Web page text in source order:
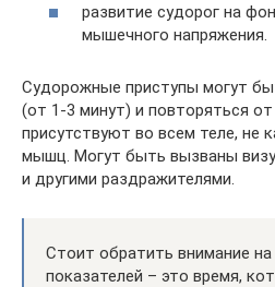
развитие судорог на
мышечного напряжения.
Судорожные приступы могут
(от 1-3 минут) и повторяться
присутствуют во всем теле, не
мышц. Могут быть вызваны
и другими раздражителями.
Стоит обратить внимание
показателей – это время,